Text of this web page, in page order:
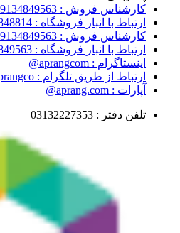
کارشناس فروش : 09134849563
ارتباط با انبار فروشگاه : 09132848814
کارشناس فروش : 09134849563
ارتباط با انبار فروشگاه : 09134849563
اینستاگرام : aprangcom@
ارتباط از طریق تلگرام : aprangco@
آپارات : aprang.com@
تلفن دفتر : 03132227353